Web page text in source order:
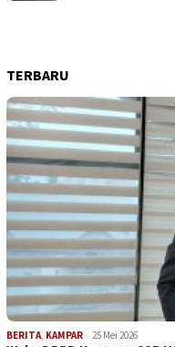
TERBARU
BERITA, KAMPAR 25 Mei 2026